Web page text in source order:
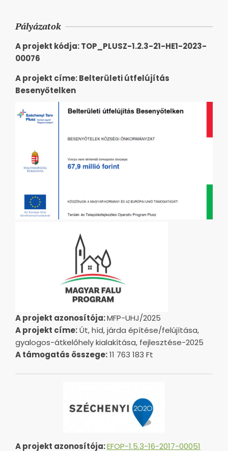
Pályázatok
A projekt kódja: TOP_PLUSZ-1.2.3-21-HE1-2023-
00076
A projekt címe: Belterületi útfelújítás
Besenyőtelken
A projekt azonosítója:MFP-UHJ/2025
A projekt címe:Út, híd, járda építése/felújítása,
gyalogos-átkelőhely kialakítása, fejlesztése-2025
A támogatás összege:11 763 183 Ft
A projekt azonosítója:EFOP-1.5.3-16-2017-00051